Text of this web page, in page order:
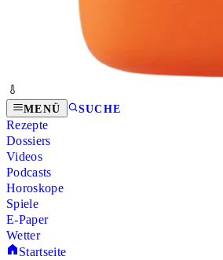
MENÜ SUCHE
Rezepte
Dossiers
Videos
Podcasts
Horoskope
Spiele
E-Paper
Wetter
Startseite